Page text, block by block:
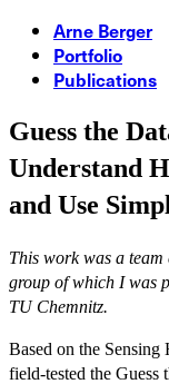
Arne Berger
Portfolio
Publications
Guess the
Understand
and Use
This work was a
group of which I was
TU Chemnitz.
Based on the
field-tested the Guess